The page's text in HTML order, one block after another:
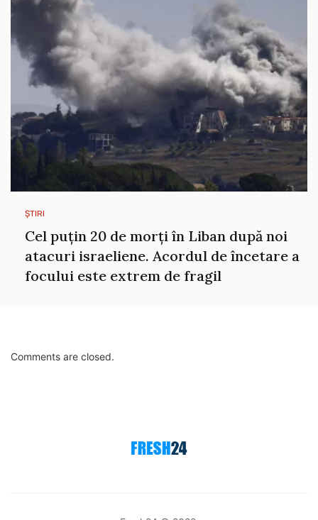
ȘTIRI
Cel puțin 20 de morți în Liban după noi
atacuri israeliene. Acordul de încetare a
focului este extrem de fragil
Comments are closed.